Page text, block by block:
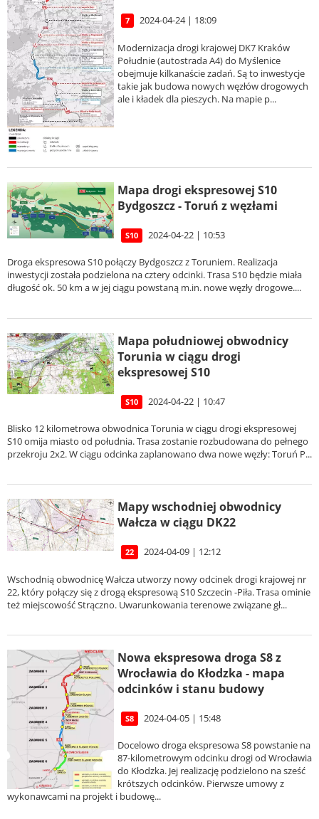
7 2024-04-24 | 18:09
Modernizacja drogi krajowej DK7 Kraków
Południe (autostrada A4) do Myślenice
obejmuje kilkanaście zadań. Są to inwestycje
takie jak budowa nowych węzłów drogowych
ale i kładek dla pieszych. Na mapie p...
Mapa drogi ekspresowej S10
Bydgoszcz - Toruń z węzłami
S10 2024-04-22 | 10:53
Droga ekspresowa S10 połączy Bydgoszcz z Toruniem. Realizacja
inwestycji została podzielona na cztery odcinki. Trasa S10 będzie miała
długość ok. 50 km a w jej ciągu powstaną m.in. nowe węzły drogowe....
Mapa południowej obwodnicy
Torunia w ciągu drogi
ekspresowej S10
S10 2024-04-22 | 10:47
Blisko 12 kilometrowa obwodnica Torunia w ciągu drogi ekspresowej
S10 omija miasto od południa. Trasa zostanie rozbudowana do pełnego
przekroju 2x2. W ciągu odcinka zaplanowano dwa nowe węzły: Toruń P...
Mapy wschodniej obwodnicy
Wałcza w ciągu DK22
22 2024-04-09 | 12:12
Wschodnią obwodnicę Wałcza utworzy nowy odcinek drogi krajowej nr
22, który połączy się z drogą ekspresową S10 Szczecin -Piła. Trasa ominie
też miejscowość Strączno. Uwarunkowania terenowe związane gł...
Nowa ekspresowa droga S8 z
Wrocławia do Kłodzka - mapa
odcinków i stanu budowy
S8 2024-04-05 | 15:48
Docelowo droga ekspresowa S8 powstanie na
87-kilometrowym odcinku drogi od Wrocławia
do Kłodzka. Jej realizację podzielono na sześć
krótszych odcinków. Pierwsze umowy z
wykonawcami na projekt i budowę...